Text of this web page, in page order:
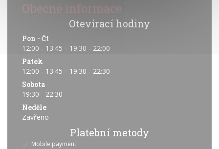
Obecné informace
Otevírací hodiny
Pon - Čt
12:00 - 13:45 • 19:30 - 22:00
Pátek
12:00 - 13:45 • 19:30 - 22:30
Sobota
19:30 - 22:30
Neděle
Zavřeno
Platební metody
Mobile payment